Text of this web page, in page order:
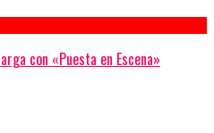
con «Puesta en Escena»